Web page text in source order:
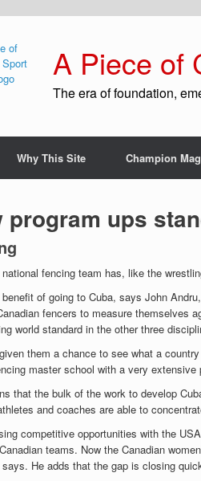
A Piece of
The era of foundation,
Why This Site Champion
program ups
national fencing team has, like the
of going to Cuba, says John
fencers to measure themselves
world standard in the other three
them a chance to see what a
master school with a very extensive
that the bulk of the work to develop
and coaches are able to
competitive opportunities with the
teams. Now the Canadian
He adds that the gap is closing